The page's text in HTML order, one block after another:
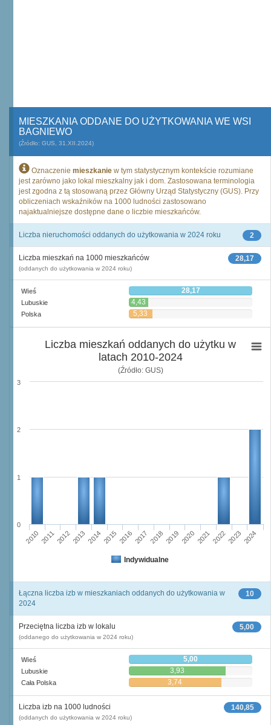
MIESZKANIA ODDANE DO UŻYTKOWANIA WE WSI
BAGNIEWO
(Źródło: GUS, 31.XII.2024)
Oznaczenie mieszkanie w tym statystycznym kontekście rozumiane
jest zarówno jako lokal mieszkalny jak i dom. Zastosowana terminologia
jest zgodna z tą stosowaną przez Główny Urząd Statystyczny (GUS). Przy
obliczeniach wskaźników na 1000 ludności zastosowano
najaktualniejsze dostępne dane o liczbie mieszkańców.
2
Liczba nieruchomości oddanych do użytkowania w 2024 roku
28,17
Liczba mieszkań na 1000 mieszkańców
(oddanych do użytkowania w 2024 roku)
Wieś 28,17
Lubuskie 4,43
Polska 5,33
Liczba mieszkań oddanych do użytku w
latach 2010-2024
(Źródło: GUS)
Indywidualne
2010 201120122013 2014 2015 2016 2017 2018 2019 2020 202120222023 2024
0
1
2
3
10
Łączna liczba izb w mieszkaniach oddanych do użytkowania w
2024
5,00
Przeciętna liczba izb w lokalu
(oddanego do użytkowania w 2024 roku)
Wieś 5,00
Lubuskie 3,93
Cała Polska 3,74
140,85
Liczba izb na 1000 ludności
(oddanych do użytkowania w 2024 roku)